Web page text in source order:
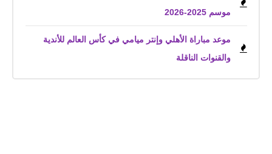
موسم 2025-2026
موعد مباراة الأهلي وإنتر ميامي في كأس العالم للأندية
والقنوات الناقلة